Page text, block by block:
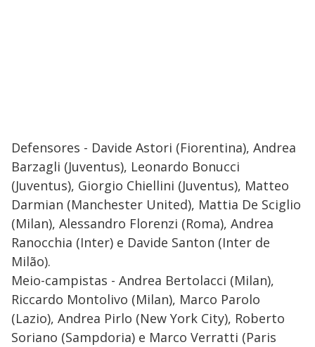
Defensores - Davide Astori (Fiorentina), Andrea
Barzagli (Juventus), Leonardo Bonucci
(Juventus), Giorgio Chiellini (Juventus), Matteo
Darmian (Manchester United), Mattia De Sciglio
(Milan), Alessandro Florenzi (Roma), Andrea
Ranocchia (Inter) e Davide Santon (Inter de
Milão).
Meio-campistas - Andrea Bertolacci (Milan),
Riccardo Montolivo (Milan), Marco Parolo
(Lazio), Andrea Pirlo (New York City), Roberto
Soriano (Sampdoria) e Marco Verratti (Paris